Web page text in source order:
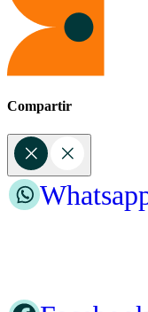
Compartir